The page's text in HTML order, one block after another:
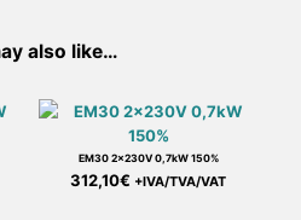
also like…
EM30 2x230V 0,7kW 150%
312,10€ +IVA/TVA/VAT